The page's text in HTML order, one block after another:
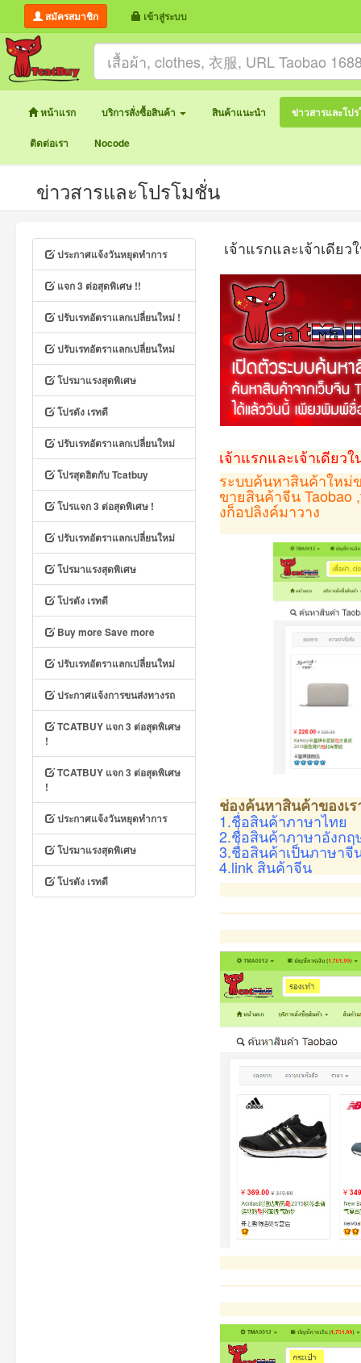
สมัครสมาชิก เข้าสู่ระบบ
หน้าแรก บริการสั่งซื้อสินค้า สินค้าแนะนำ ข่าวสารและโป
ติดต่อเรา Nocode
ข่าวสารและโปรโมชั่น
ประกาศแจ้งวันหยุดทำการ
แจก 3 ต่อสุดพิเศษ !!
ปรับเรทอัตราแลกเปลี่ยนใหม่ !
ปรับเรทอัตราแลกเปลี่ยนใหม่
โปรมาแรงสุดพิเศษ
โปรดัง เรทดี
ปรับเรทอัตราแลกเปลี่ยนใหม่
โปรสุดฮิตกับ Tcatbuy
โปรแจก 3 ต่อสุดพิเศษ !
ปรับเรทอัตราแลกเปลี่ยนใหม่
โปรมาแรงสุดพิเศษ
โปรดัง เรทดี
Buy more Save more
ปรับเรทอัตราแลกเปลี่ยนใหม่
ประกาศแจ้งการขนส่งทางรถ
TCATBUY แจก 3 ต่อสุดพิเศษ
!
TCATBUY แจก 3 ต่อสุดพิเศษ
!
ประกาศแจ้งวันหยุดทำการ
โปรมาแรงสุดพิเศษ
โปรดัง เรทดี
เจ้าแรกและเจ้าเดีย
เจ้าแรกและเจ้าเดียว
ระบบค้นหาสินค้าใหม่
ขายสินค้าจีน Taobao
งก็อปลิงค์มาวาง
ช่องค้นหาสินค้าของเ
1.ชื่อสินค้าภาษาไทย
2.ชื่อสินค้าภาษาอังกฤ
3.ชื่อสินค้าเป็นภาษาจี
4.link สินค้าจีน